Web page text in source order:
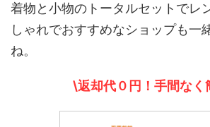
着物と小物のトータルセットでレ
しゃれでおすすめなショップも一
ね。
\返却代０円！手間な